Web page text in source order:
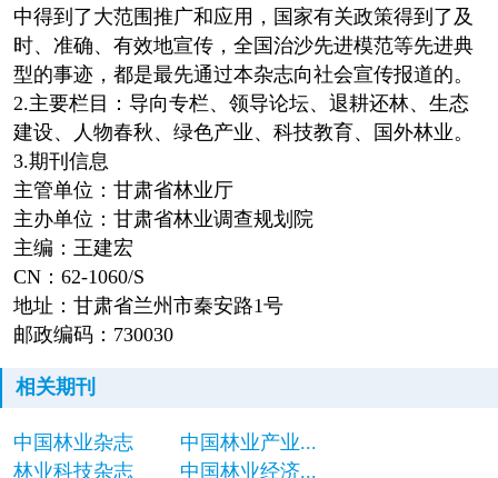
中得到了大范围推广和应用，国家有关政策得到了及
时、准确、有效地宣传，全国治沙先进模范等先进典
型的事迹，都是最先通过本杂志向社会宣传报道的。
2.主要栏目：导向专栏、领导论坛、退耕还林、生态
建设、人物春秋、绿色产业、科技教育、国外林业。
3.期刊信息
主管单位：甘肃省林业厅
主办单位：甘肃省林业调查规划院
主编：王建宏
CN：62-1060/S
地址：甘肃省兰州市秦安路1号
邮政编码：730030
相关期刊
中国林业杂志
中国林业产业...
林业科技杂志
中国林业经济...